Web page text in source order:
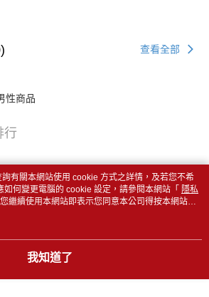
查看全部
性商品
行
有關本網站使用 cookie 方式之詳情，及若您不希
何變更電腦的 cookie 設定，請參閱本網站「 隱私
繼續使用本網站即表示您同意本公司得按本網站使
。
我知道了